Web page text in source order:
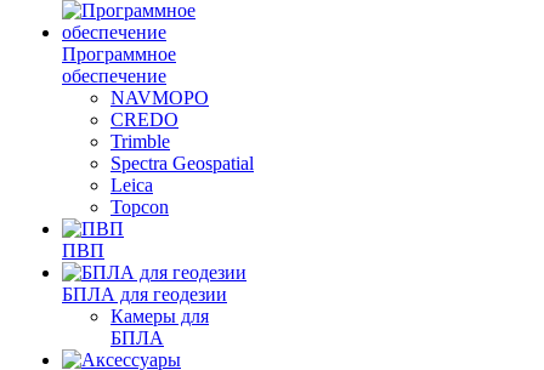
Программное
обеспечение
NAVMOPO
CREDO
Trimble
Spectra Geospatial
Leica
Topcon
ПВП
БПЛА для геодезии
Камеры для
БПЛА